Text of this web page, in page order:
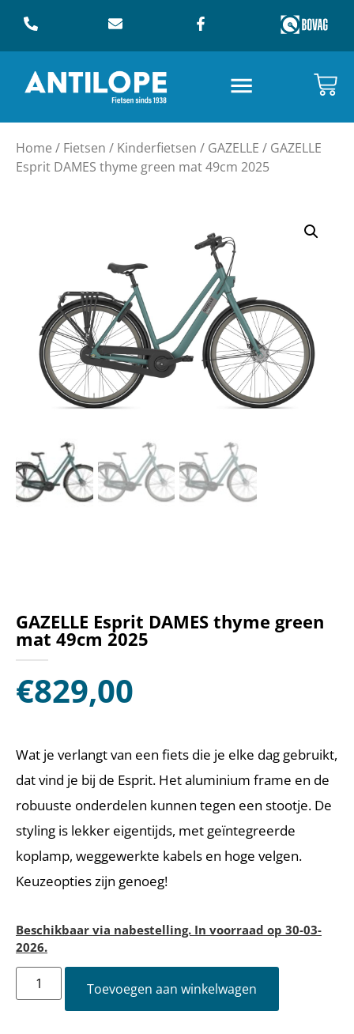
Home / Fietsen / Kinderfietsen / GAZELLE / GAZELLE
Esprit DAMES thyme green mat 49cm 2025
GAZELLE Esprit DAMES thyme green
mat 49cm 2025
€829,00
Wat je verlangt van een fiets die je elke dag gebruikt,
dat vind je bij de Esprit. Het aluminium frame en de
robuuste onderdelen kunnen tegen een stootje. De
styling is lekker eigentijds, met geïntegreerde
koplamp, weggewerkte kabels en hoge velgen.
Keuzeopties zijn genoeg!
Beschikbaar via nabestelling. In voorraad op 30-03-
2026.
Toevoegen aan winkelwagen